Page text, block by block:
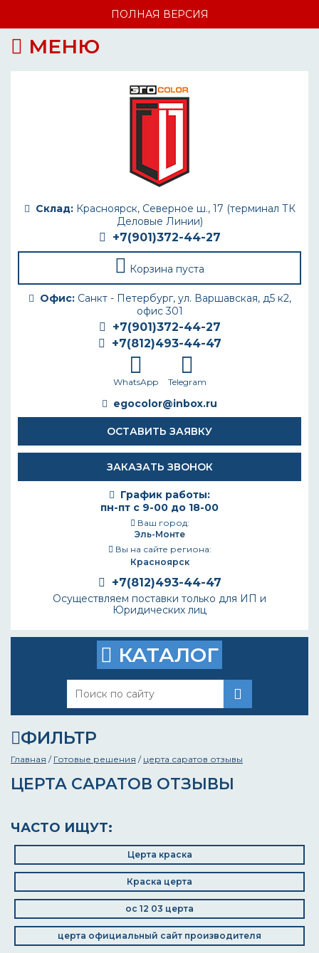
ПОЛНАЯ ВЕРСИЯ
МЕНЮ
Склад:Красноярск, Северное ш., 17 (терминал ТК
Деловые Линии)
+7(901)372-44-27
Корзина пуста
Офис:Санкт - Петербург, ул. Варшавская, д5 к2,
офис 301
+7(901)372-44-27
+7(812)493-44-47
WhatsApp Telegram
egocolor@inbox.ru
ОСТАВИТЬ ЗАЯВКУ
ЗАКАЗАТЬ ЗВОНОК
График работы:
пн-пт с 9-00 до 18-00
Ваш город:
Эль-Монте
Вы на сайте региона:
Красноярск
+7(812)493-44-47
Осуществляем поставки только для ИП и
Юридических лиц
КАТАЛОГ
ФИЛЬТР
Главная / Готовые решения / церта саратов отзывы
ЦЕРТА САРАТОВ ОТЗЫВЫ
ЧАСТО ИЩУТ:
Церта краска
Краска церта
ос 12 03 церта
церта официальный сайт производителя